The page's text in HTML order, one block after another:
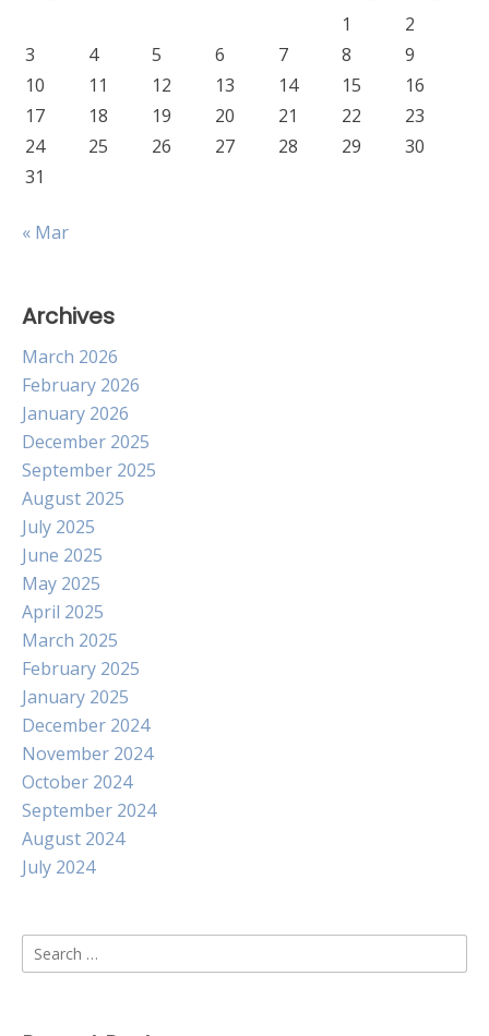
1
2
3
4 5 6 7 8
9
10
11 12 13 14 15
16
17
18 19 20 21 22
23
24
25 26 27 28 29
30
31
« Mar
Archives
March 2026
February 2026
January 2026
December 2025
September 2025
August 2025
July 2025
June 2025
May 2025
April 2025
March 2025
February 2025
January 2025
December 2024
November 2024
October 2024
September 2024
August 2024
July 2024
Search
for: